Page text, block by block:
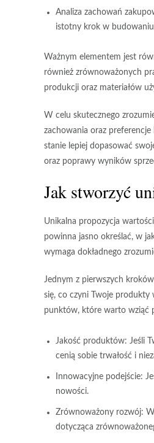
Analiza zachowań
istotny krok w
Ważnym elementem jest
również zrównoważonych
produkcji oraz materiałów
W celu skutecznego
zachowania oraz
stanie lepiej dopasować
oraz poprawy wyników
Jak stworzyć
Unikalna propozycja
powinna jasno określać, w
wymaga dokładnego
Jednym z pierwszych
się, co czyni Twoje produkty
punktów, które warto wziąć
Jakość produktów: Jeśli
cenią sobie trwałość i
Innowacyjne podejście:
nowości.
Zrównoważony rozwój:
dotycząca